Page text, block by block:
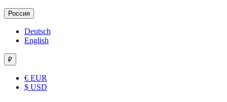
Россия
Deutsch
English
₽
€ EUR
$ USD